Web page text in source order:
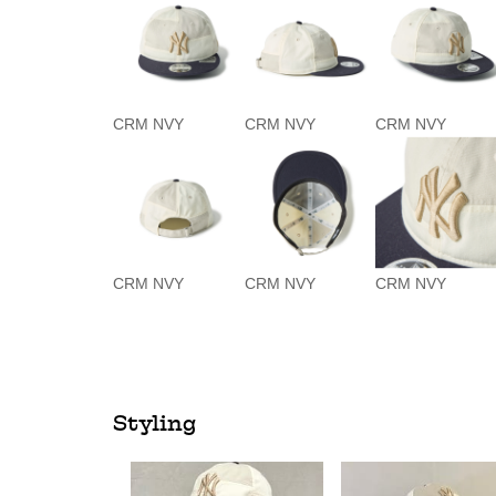
CRM NVY CRM NVY CRM NVY
CRM NVY CRM NVY CRM NVY
Styling